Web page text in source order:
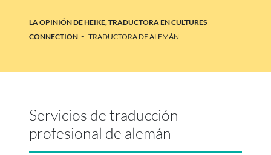
LA OPINIÓN DE HEIKE, TRADUCTORA EN CULTURES
CONNECTION - TRADUCTORA DE ALEMÁN
Servicios de traducción
profesional de alemán